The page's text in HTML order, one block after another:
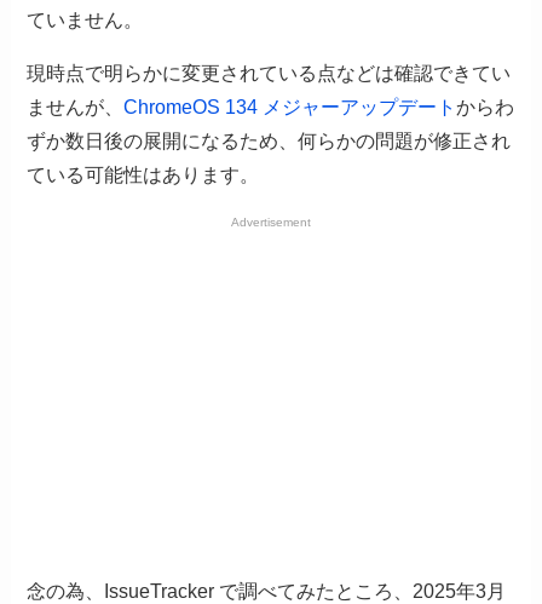
ていません。
現時点で明らかに変更されている点などは確認できてい
ませんが、ChromeOS 134 メジャーアップデートからわ
ずか数日後の展開になるため、何らかの問題が修正され
ている可能性はあります。
Advertisement
念の為、IssueTracker で調べてみたところ、2025年3月